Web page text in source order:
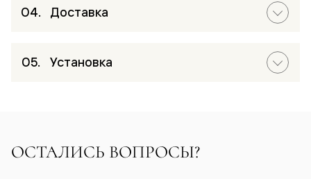
Доставка
Установка
ОСТАЛИСЬ ВОПРОСЫ?